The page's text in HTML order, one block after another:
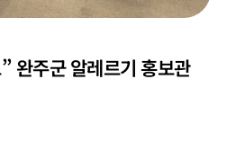
완주군 알레르기 홍보관